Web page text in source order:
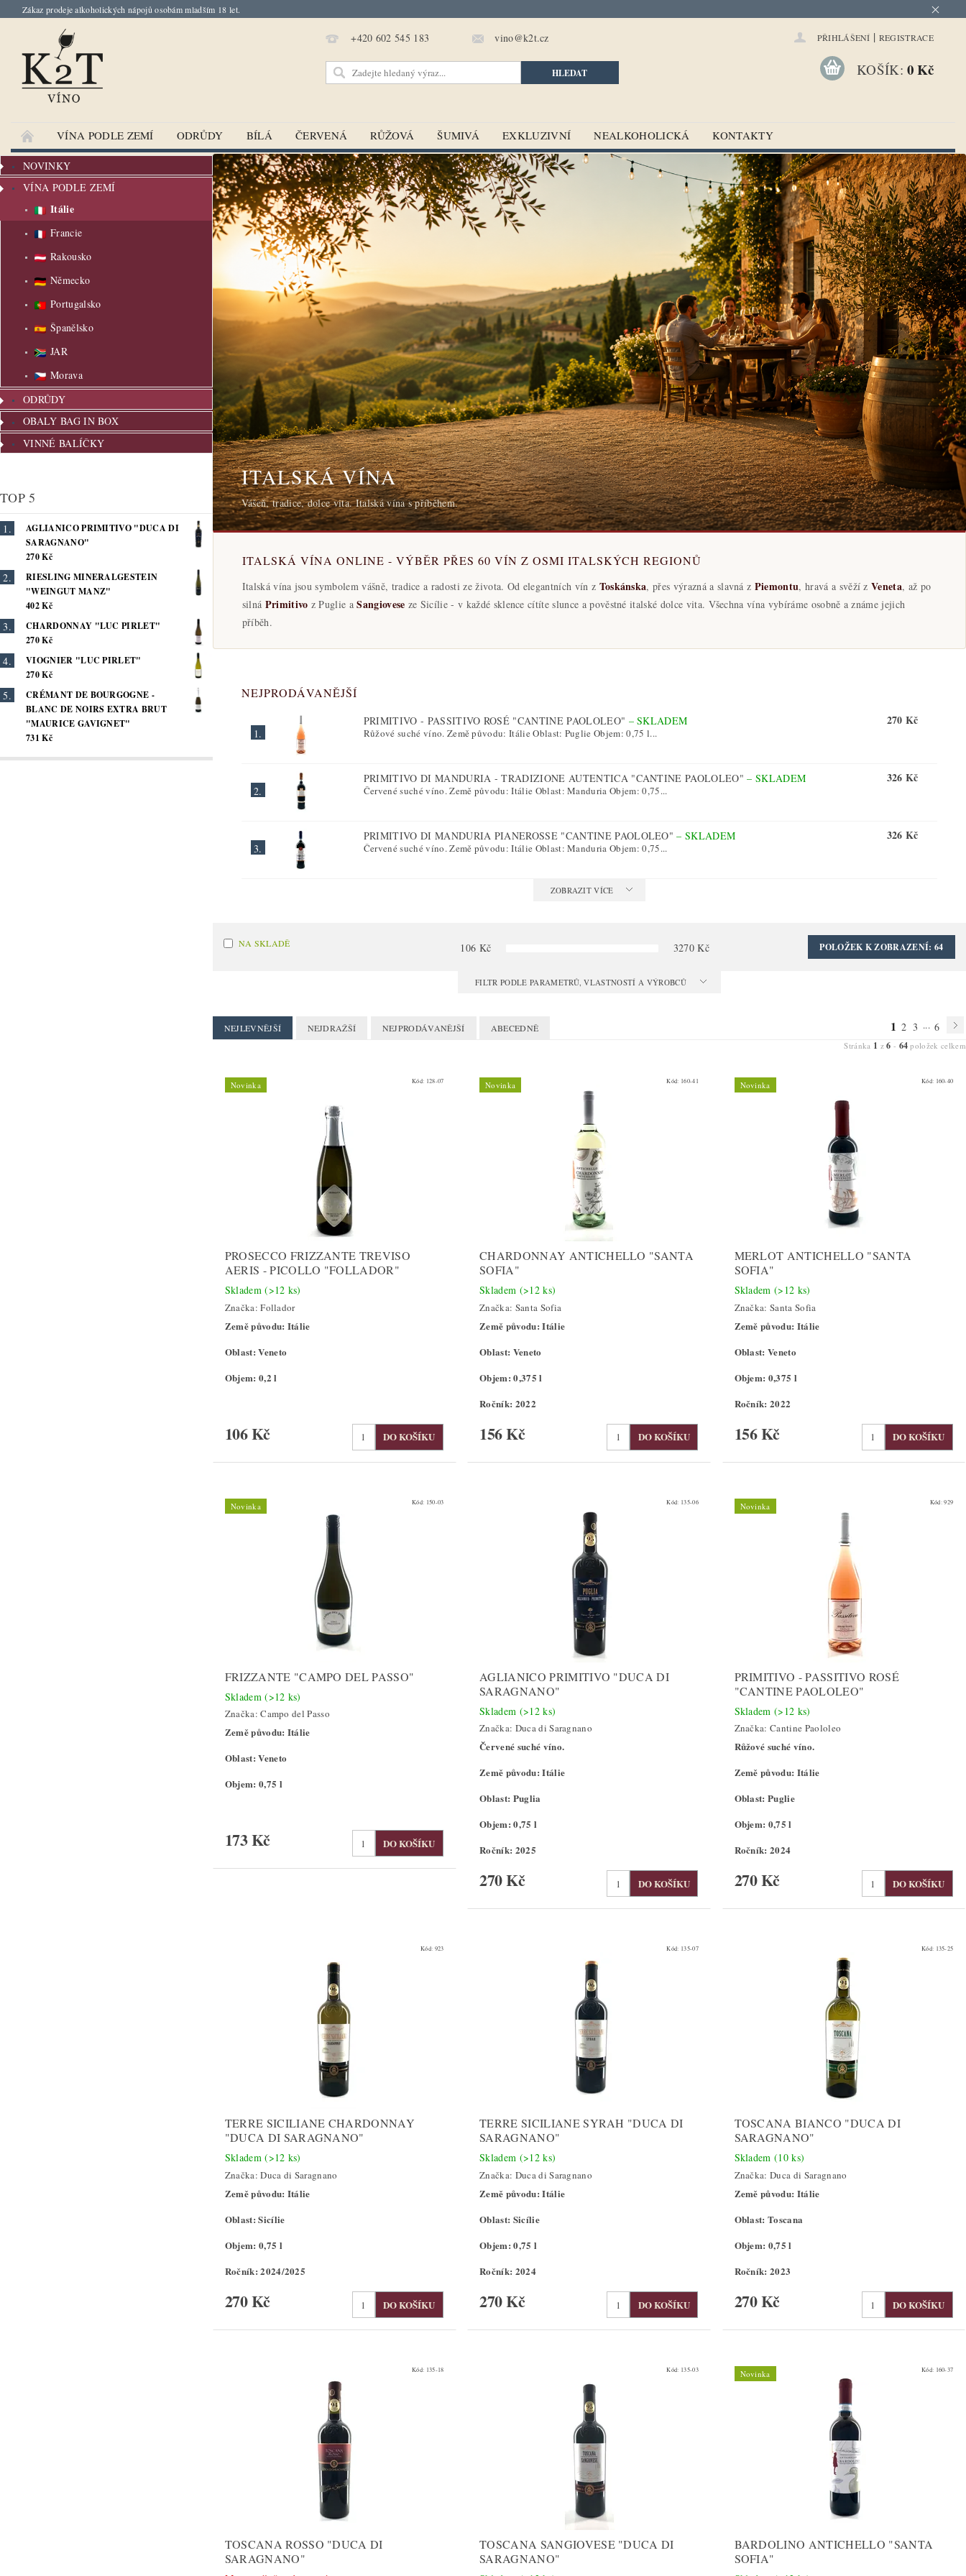
Zákaz prodeje alkoholických nápojů osobám mladším 18 let.
+420 602 545 183 vino@k2t.cz PŘIHLÁŠENÍ | REGISTRACE
KOŠÍK: 0 Kč
VÍNA PODLE ZEMÍ ODRŮDY BÍLÁ ČERVENÁ RŮŽOVÁ ŠUMIVÁ EXKLUZIVNÍ NEALKOHOLICKÁ KONTAKTY
NOVINKY
VÍNA PODLE ZEMÍ
Itálie
Francie
Rakousko
Německo
Portugalsko
Španělsko
JAR
Morava
ODRŮDY
OBALY BAG IN BOX
VINNÉ BALÍČKY
TOP 5
AGLIANICO PRIMITIVO "DUCA DI
SARAGNANO"
270 Kč
RIESLING MINERALGESTEIN
"WEINGUT MANZ"
402 Kč
CHARDONNAY "LUC PIRLET"
270 Kč
VIOGNIER "LUC PIRLET"
270 Kč
CRÉMANT DE BOURGOGNE -
BLANC DE NOIRS EXTRA BRUT
"MAURICE GAVIGNET"
731 Kč
ITALSKÁ VÍNA
Vášeň, tradice, dolce vita. Italská vína s příběhem.
ITALSKÁ VÍNA ONLINE - VÝBĚR PŘES 60 VÍN Z OSMI ITALSKÝCH REGIONŮ
Italská vína jsou symbolem vášně, tradice a radosti ze života. Od elegantních vín z Toskánska, přes výrazná a slavná z Piemontu, hravá a svěží zVeneta, až po
silná Primitivo z Puglie aSangiovese ze Sicílie - v každé sklence cítíte slunce a pověstné italské dolce vita. Všechna vína vybíráme osobně a známe jejich
příběh.
NEJPRODÁVANĚJŠÍ
1.
PRIMITIVO - PASSITIVO ROSÉ "CANTINE PAOLOLEO" –SKLADEM
Růžové suché víno. Země původu: Itálie Oblast: Puglie Objem: 0,75 l...
270 Kč
2.
PRIMITIVO DI MANDURIA - TRADIZIONE AUTENTICA "CANTINE PAOLOLEO"– SKLADEM
Červené suché víno. Země původu: Itálie Oblast: Manduria Objem: 0,75...
326 Kč
3.
PRIMITIVO DI MANDURIA PIANEROSSE "CANTINE PAOLOLEO"–SKLADEM
Červené suché víno. Země původu: Itálie Oblast: Manduria Objem: 0,75...
326 Kč
ZOBRAZIT VÍCE
NA SKLADĚ 106 Kč 3270 Kč POLOŽEK K ZOBRAZENÍ:64
FILTR PODLE PARAMETRŮ, VLASTNOSTÍ A VÝROBCŮ
NEJLEVNĚJŠÍ NEJDRAŽŠÍ NEJPRODÁVANĚJŠÍ ABECEDNĚ 1 2 3 ... 6
Stránka 1 z6 - 64 položek celkem
Novinka Kód: 128-07
PROSECCO FRIZZANTE TREVISO
AERIS - PICOLLO "FOLLADOR"
Skladem(>12 ks)
Značka:Follador
Země původu: Itálie
Oblast: Veneto
Objem: 0,2 l
106 Kč
Novinka Kód: 160-41
CHARDONNAY ANTICHELLO "SANTA
SOFIA"
Skladem (>12 ks)
Značka: Santa Sofia
Země původu: Itálie
Oblast: Veneto
Objem: 0,375 l
Ročník: 2022
156 Kč
Novinka Kód: 160-40
MERLOT ANTICHELLO "SANTA
SOFIA"
Skladem(>12 ks)
Značka:Santa Sofia
Země původu: Itálie
Oblast: Veneto
Objem: 0,375 l
Ročník: 2022
156 Kč
Novinka Kód: 150-03
FRIZZANTE "CAMPO DEL PASSO"
Skladem(>12 ks)
Značka:Campo del Passo
Země původu: Itálie
Oblast: Veneto
Objem: 0,75 l
173 Kč
Kód: 135-06
AGLIANICO PRIMITIVO "DUCA DI
SARAGNANO"
Skladem (>12 ks)
Značka: Duca di Saragnano
Červené suché víno.
Země původu: Itálie
Oblast: Puglia
Objem: 0,75 l
Ročník: 2025
270 Kč
Novinka Kód:929
PRIMITIVO - PASSITIVO ROSÉ
"CANTINE PAOLOLEO"
Skladem(>12 ks)
Značka:Cantine Paololeo
Růžové suché víno.
Země původu: Itálie
Oblast: Puglie
Objem: 0,75 l
Ročník: 2024
270 Kč
Kód: 923
TERRE SICILIANE CHARDONNAY
"DUCA DI SARAGNANO"
Skladem(>12 ks)
Značka:Duca di Saragnano
Země původu: Itálie
Oblast: Sicílie
Objem: 0,75 l
Ročník: 2024/2025
270 Kč
Kód: 135-07
TERRE SICILIANE SYRAH "DUCA DI
SARAGNANO"
Skladem (>12 ks)
Značka: Duca di Saragnano
Země původu: Itálie
Oblast: Sicílie
Objem: 0,75 l
Ročník: 2024
270 Kč
Kód: 135-25
TOSCANA BIANCO "DUCA DI
SARAGNANO"
Skladem(10 ks)
Značka:Duca di Saragnano
Země původu: Itálie
Oblast: Toscana
Objem: 0,75 l
Ročník: 2023
270 Kč
Kód: 135-18
TOSCANA ROSSO "DUCA DI
SARAGNANO"
Kód: 135-03
TOSCANA SANGIOVESE "DUCA DI
SARAGNANO"
Novinka Kód: 160-37
BARDOLINO ANTICHELLO "SANTA
SOFIA"